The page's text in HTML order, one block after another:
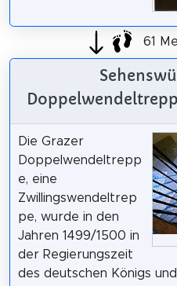
61
Die Grazer
Doppelwendeltrepp
e, eine
Zwillingswendeltrep
pe, wurde in den
Jahren 1499/1500 in
der Regierungszeit
des deutschen Königs